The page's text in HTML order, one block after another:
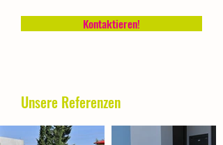
Kontaktieren!
Unsere Referenzen